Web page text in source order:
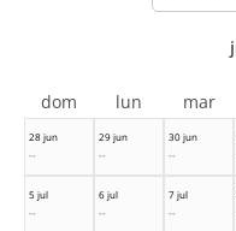
28 jun
--
29 jun
--
30 jun
--
5 jul
--
6 jul
--
7 jul
--
dom lun mar